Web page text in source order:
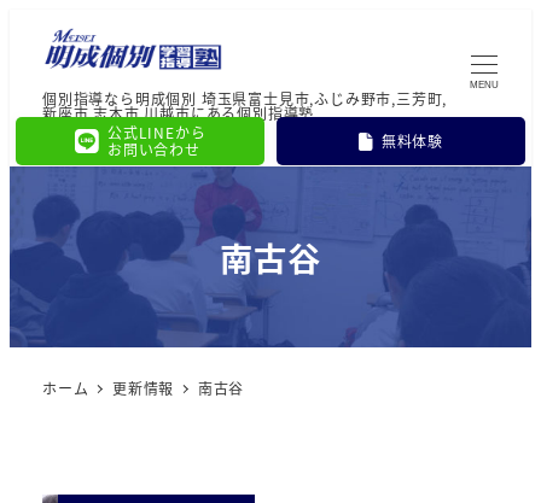
個別指導なら明成個別 埼玉県富士見市,ふじみ野市,三芳町,
新座市,志木市,川越市にある個別指導塾
公式LINEから
お問い合わせ
無料体験
MENU
南古谷
ホーム 更新情報 南古谷